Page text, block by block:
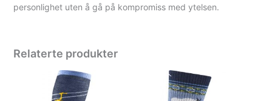
personlighet uten å gå på kompromiss med ytelsen.
Relaterte produkter